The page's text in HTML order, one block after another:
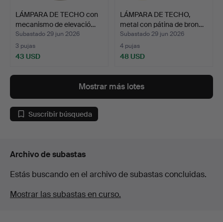
LÁMPARA DE TECHO con
mecanismo de elevació…
Subastado 29 jun 2026
3 pujas
43 USD
LÁMPARA DE TECHO,
metal con pátina de bron…
Subastado 29 jun 2026
4 pujas
48 USD
Mostrar más lotes
Suscribir búsqueda
Archivo de subastas
Estás buscando en el archivo de subastas concluidas.
Mostrar las subastas en curso.